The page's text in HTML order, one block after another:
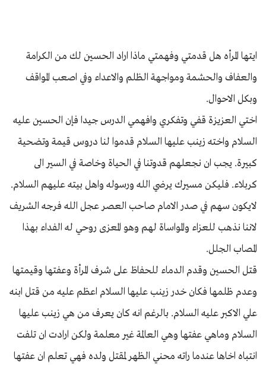
ايتها المرأه هل قدمتي وفهمتي ماذا اراد الحسين لك من الكرامة
والعفاف والحشمة ومواجهة الظلم والاعداء وفي اصعب المواقف
وبكل الاحوال.
اختي العزيزة قفي وتفكري وافهمي الدرس جيدا فإن الحسين عليه
السلام واخته زينب عليها السلام قدموا لنا دروس قيمة وتضحية
كبيرة. يجب ان نجعلهم قدوتنا في الحياة وخاصة في السير الى
كربلاء. فليكن مسيرك يرضي الله ورسوله واهل بيته عليهم السلام.
لايكون سهم في صدر الامام صاحب العصر عجل الله فرجه الشريف
لاننا نذهب للعزاء والمواساة لهم وهو المعزى روحي له الفداء بهذا
المصاب الجلل.
قتل الحسين وقدم الدماء للحفاظ على شرف المرأة وعفتها وقيمتها
وعدم ظلمها فكان خدر زينب عليها السلام اعظم عليه من قتل ابنه
علي الاكبر عليه السلام. بالرغم انه كان يعرف من هي زينب عليها
السلام وماهي عفتها وهي العالمة غير معلمة ولكن ارادت ان تلفت
انتباه اخاها عندما راته محني الظهر لمقتل ولده فهي تعلم ان عفتها